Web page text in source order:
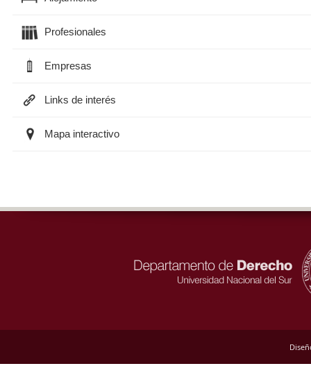
Profesionales
Empresas
Links de interés
Mapa interactivo